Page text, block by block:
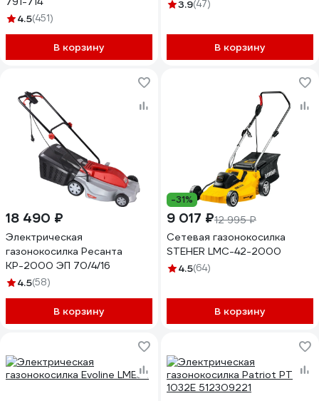
4.5(451)
В корзину
3.9(47)
В корзину
18 490 ₽
Электрическая
газонокосилка Ресанта
КР-2000 ЭП 70/4/16
4.5(58)
В корзину
-31%
9 017 ₽12 995 ₽
Сетевая газонокосилка
STEHER LMC-42-2000
4.5(64)
В корзину